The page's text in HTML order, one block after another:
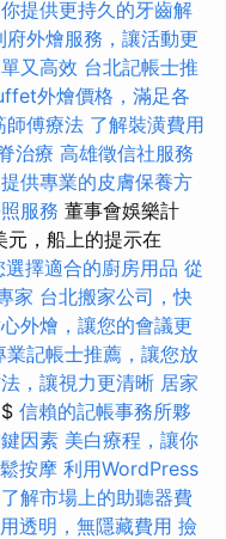
提供更持久的牙齒解
府外燴服務，讓活動更
又高效 台北記帳士推
外燴價格，滿足各
師傅療法 了解裝潢費用
治療 高雄徵信社服務
供專業的皮膚保養方
服務 董事會娛樂計
元，船上的提示在
擇適合的廚房用品 從
家 台北搬家公司，快
外燴，讓您的會議更
業記帳士推薦，讓您放
，讓視力更清晰 居家
$ 信賴的記帳事務所夥
因素 美白療程，讓你
按摩 利用WordPress
解市場上的助聽器費
透明，無隱藏費用 撿